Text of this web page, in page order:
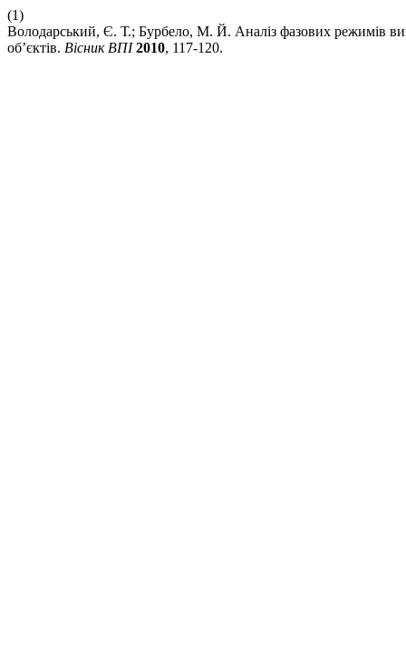
(1)
Володарський, Є. Т.; Бурбело, М. Й. Аналіз фазових режимів
об’єктів. Вісник ВПІ 2010, 117-120.